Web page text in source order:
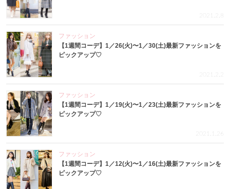
2021.2.8
ファッション
【1週間コーデ】1／26(火)〜1／30(土)最新ファッションを
ピックアップ♡
2021.2.2
ファッション
【1週間コーデ】1／19(火)〜1／23(土)最新ファッションを
ピックアップ♡
2021.1.26
ファッション
【1週間コーデ】1／12(火)〜1／16(土)最新ファッションを
ピックアップ♡